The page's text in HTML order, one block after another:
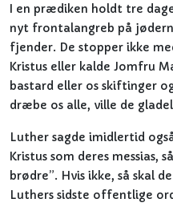
I en prædiken holdt tre
nyt frontalangreb på
fjender. De stopper ikke
Kristus eller kalde Jomfru
bastard eller os skiftinger
dræbe os alle, ville de
Luther sagde imidlertid
Kristus som deres messias,
brødre”. Hvis ikke, så skal
Luthers sidste offentlige